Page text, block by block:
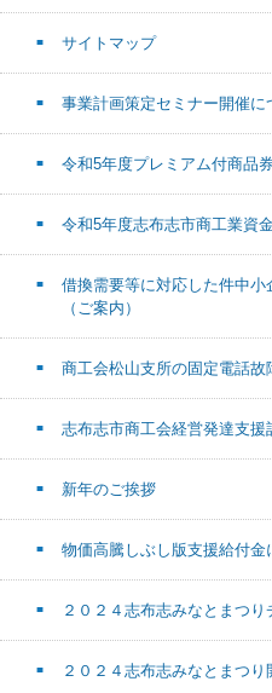
サイトマップ
事業計画策定セミナー開催に
令和5年度プレミアム付商品
令和5年度志布志市商工業資
借換需要等に対応した件中
（ご案内）
商工会松山支所の固定電話故
志布志市商工会経営発達支援
新年のご挨拶
物価高騰しぶし版支援給付金
２０２４志布志みなとまつ
２０２４志布志みなとまつ